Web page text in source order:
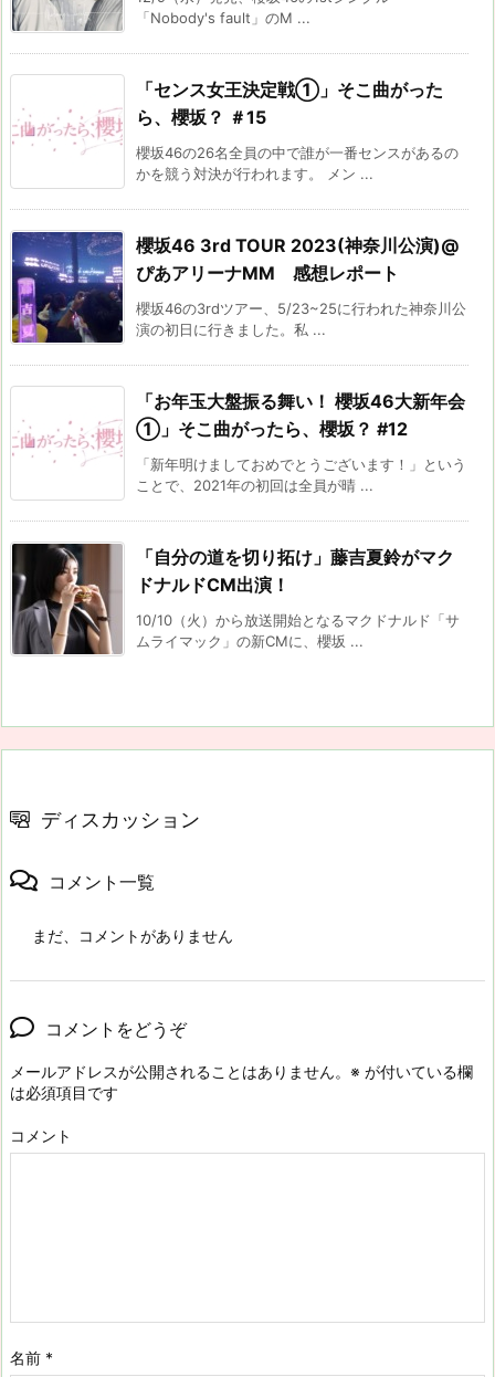
「Nobody's fault」のM ...
「センス女王決定戦①」そこ曲がった
ら、櫻坂？ ＃15
櫻坂46の26名全員の中で誰が一番センスがあるの
かを競う対決が行われます。 メン ...
櫻坂46 3rd TOUR 2023(神奈川公演)@
ぴあアリーナMM 感想レポート
櫻坂46の3rdツアー、5/23~25に行われた神奈川公
演の初日に行きました。私 ...
「お年玉大盤振る舞い！ 櫻坂46大新年会
①」そこ曲がったら、櫻坂？ #12
「新年明けましておめでとうございます！」という
ことで、2021年の初回は全員が晴 ...
「自分の道を切り拓け」藤吉夏鈴がマク
ドナルドCM出演！
10/10（火）から放送開始となるマクドナルド「サ
ムライマック」の新CMに、櫻坂 ...
ディスカッション
コメント一覧
まだ、コメントがありません
コメントをどうぞ
メールアドレスが公開されることはありません。 ※ が付いている欄
は必須項目です
コメント
名前 *